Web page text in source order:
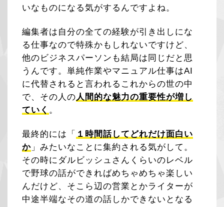
いなものになる気がするんですよね。
編集者は自分の全ての経験が引き出しにな
る仕事なので特殊かもしれないですけど、
他のビジネスパーソンも結局は同じだと思
うんです。単純作業やマニュアル仕事はAI
に代替されると言われるこれからの世の中
で、その人の人間的な魅力の重要性が増し
ていく 。
最終的には「 １時間話してどれだけ面白い
か 」みたいなことに集約される気がして。
その時にダルビッシュさんくらいのレベル
で野球の話ができればめちゃめちゃ楽しい
んだけど、そこら辺の営業とかライターが
中途半端なその道の話しかできないとなる